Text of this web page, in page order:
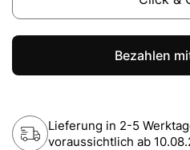
Lieferung in 2-5
voraussichtlich ab